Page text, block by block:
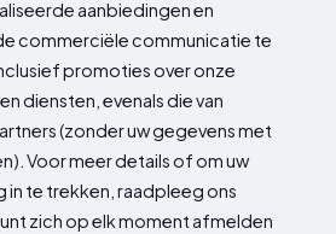
aanbiedingen en
commerciële communicatie te
promoties over onze
diensten, evenals die van
(zonder uw gegevens met
Voor meer details of om uw
in te trekken, raadpleeg ons
zich op elk moment afmelden